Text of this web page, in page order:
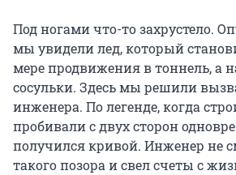
Под ногами что-то захрустело.
мы увидели лед, который
мере продвижения в тоннель, а
сосульки. Здесь мы решили
инженера. По легенде, когда
пробивали с двух сторон
получился кривой. Инженер не
такого позора и свел счеты с